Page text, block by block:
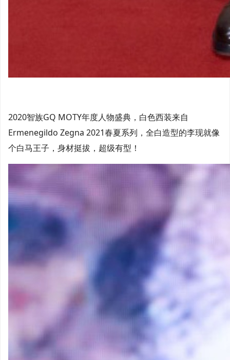
2020智族GQ MOTY年度人物盛典，白色西装来自
Ermenegildo Zegna 2021春夏系列，全白造型的李现就像
个白马王子，身材挺拔，超级有型！